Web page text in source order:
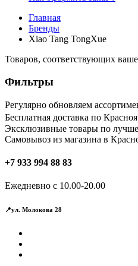
Главная
Бренды
Xiao Tang TongXue
Товаров, соответствующих
Фильтры
Регулярно обновляем
Бесплатная доставка по
Эксклюзивные товары по
Самовывоз из магазина в
+7 933 994 88 83
Ежедневно с 10.00-20.00
📍ул. Молокова 28